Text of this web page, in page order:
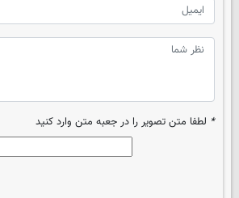
* لطفا متن تصویر را در جعبه متن وارد کنید